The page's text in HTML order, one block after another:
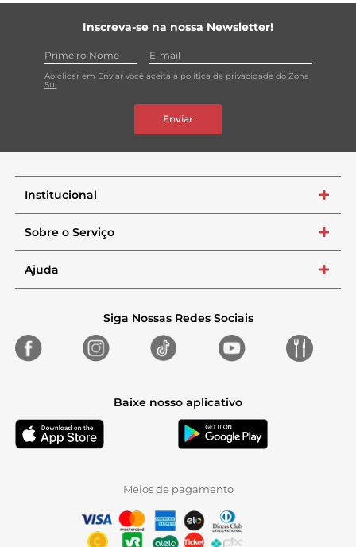
Inscreva-se na nossa Newsletter!
Ao clicar em Enviar você aceita a política de privacidade do Zona
Sul
Enviar
Institucional +
Sobre o Serviço +
Ajuda +
Siga Nossas Redes Sociais
Baixe nosso aplicativo
Meios de pagamento